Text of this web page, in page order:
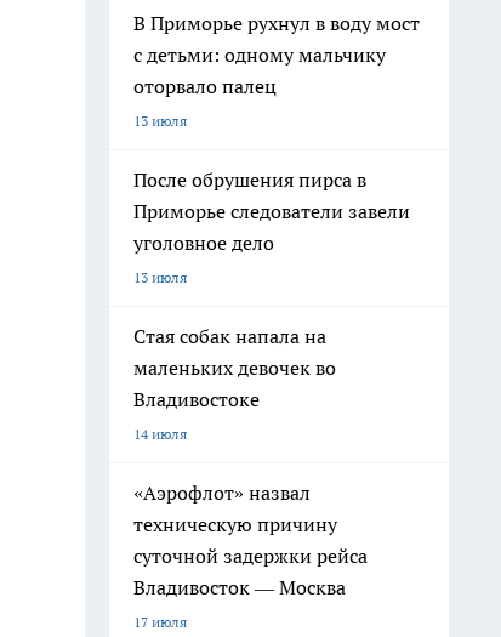
В Приморье рухнул в воду мост
с детьми: одному мальчику
оторвало палец
13 июля
После обрушения пирса в
Приморье следователи завели
уголовное дело
13 июля
Стая собак напала на
маленьких девочек во
Владивостоке
14 июля
«Аэрофлот» назвал
техническую причину
суточной задержки рейса
Владивосток — Москва
17 июля